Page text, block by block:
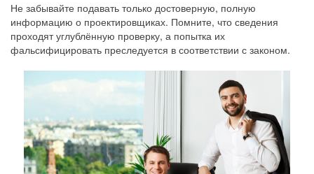
Не забывайте подавать только достоверную, полную
информацию о проектировщиках. Помните, что сведения
проходят углублённую проверку, а попытка их
фальсифицировать преследуется в соответствии с законом.